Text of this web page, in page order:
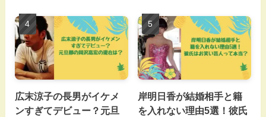
広末涼子の長男がイケメ
ンすぎてデビュー？元旦
岸明日香が結婚相手と籍
を入れない理由5選！彼氏